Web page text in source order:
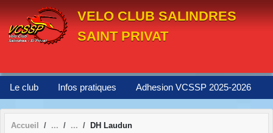
VELO CLUB SALINDRES
SAINT PRIVAT
Le club Infos pratiques Adhesion VCSSP 2025-2026
Accueil DH Laudun
Panneau de gestion des cookies